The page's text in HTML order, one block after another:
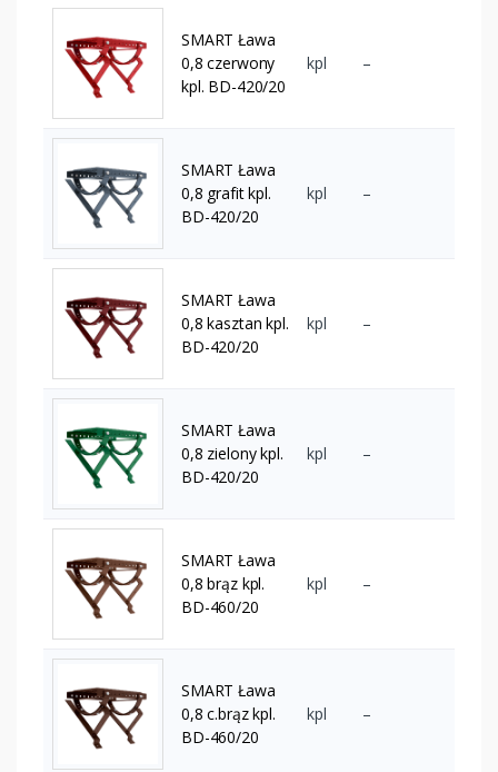
SMART Ława
0,8 czerwony
kpl. BD-420/20
kpl –
SMART Ława
0,8 grafit kpl.
BD-420/20
kpl –
SMART Ława
0,8 kasztan kpl.
BD-420/20
kpl –
SMART Ława
0,8 zielony kpl.
BD-420/20
kpl –
SMART Ława
0,8 brąz kpl.
BD-460/20
kpl –
SMART Ława
0,8 c.brąz kpl.
BD-460/20
kpl –